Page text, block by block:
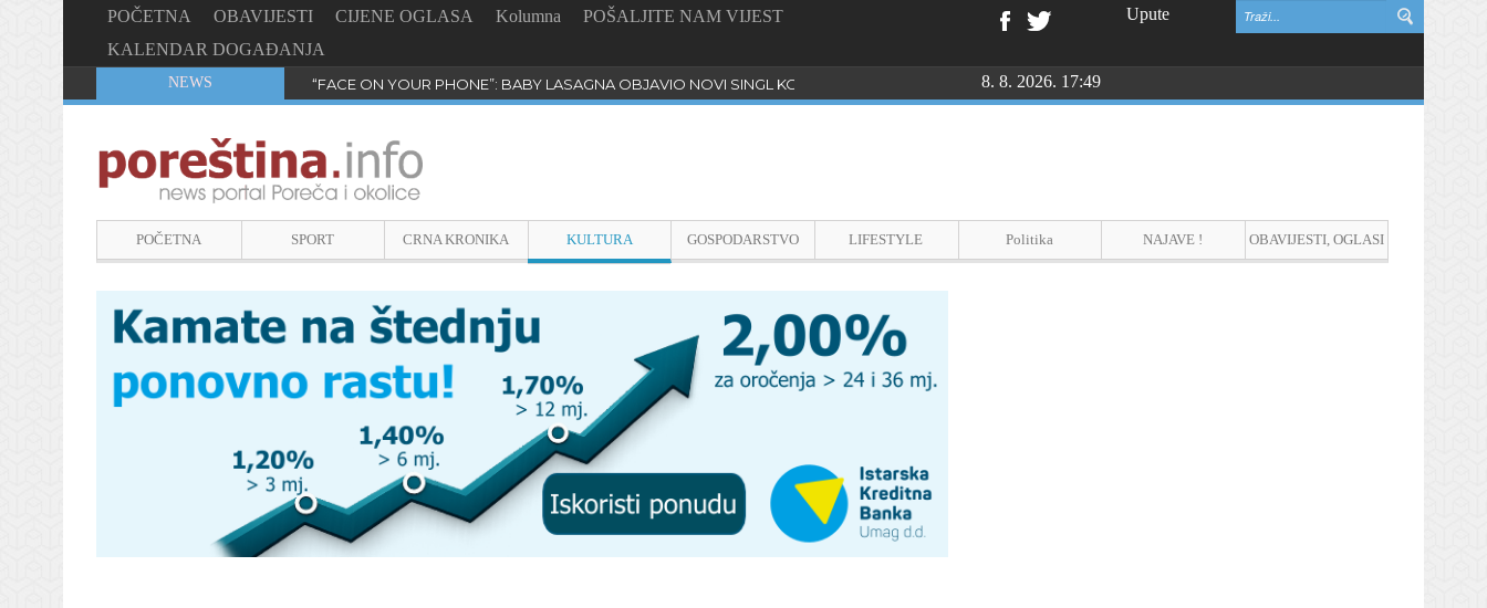
POČETNA OBAVIJESTI CIJENE OGLASA Kolumna
POŠALJITE NAM VIJEST
KALENDAR DOGAĐANJA
Upute
NEWS “FACE ON YOUR PHONE”: BABY LASAGNA OBJAVIO NOVI SINGL KOJI PROGOVARA O BULLYINGU8. 8. 2026. 17:49
POČETNA SPORT CRNA KRONIKA KULTURA GOSPODARSTVO LIFESTYLE Politika NAJAVE ! OBAVIJESTI, OGLASI